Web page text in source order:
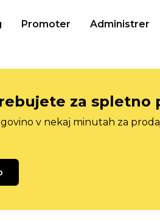
Promoter Administrer
za spletno
v nekaj minutah za